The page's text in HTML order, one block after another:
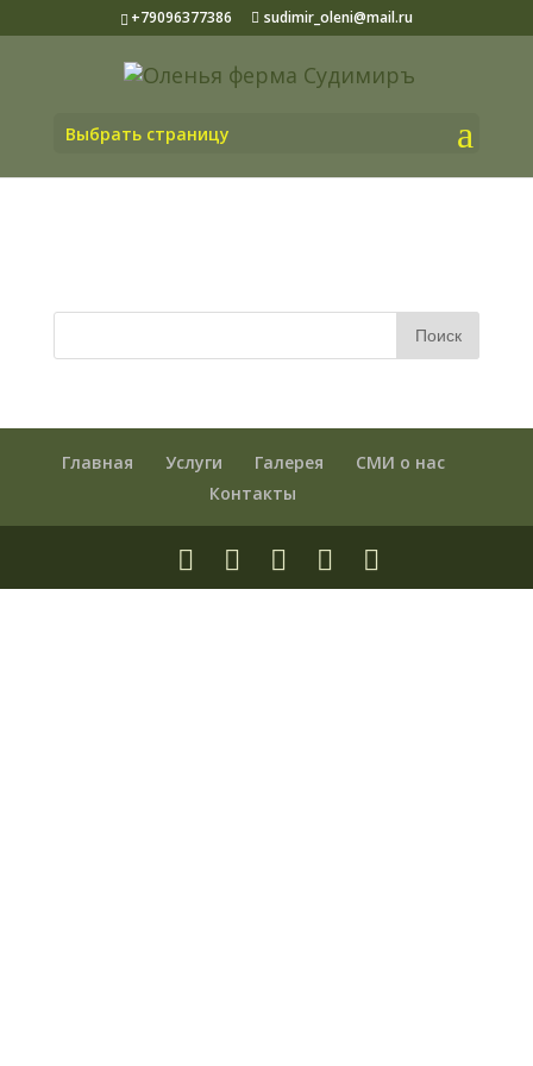
+79096377386 sudimir_oleni@mail.ru
Выбрать страницу
Главная Услуги Галерея
СМИ о нас
Контакты